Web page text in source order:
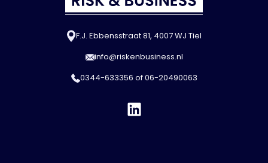
F.J. Ebbensstraat 81, 4007 WJ Tiel
info@riskenbusiness.nl
0344-633356 of06-20490063